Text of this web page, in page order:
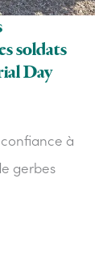
soldats
Day
confiance à
gerbes